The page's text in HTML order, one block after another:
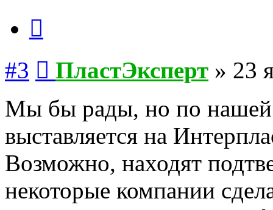
#3 ПластЭксперт » 23
Мы бы рады, но по
выставляется на
Возможно, находят
некоторые компании